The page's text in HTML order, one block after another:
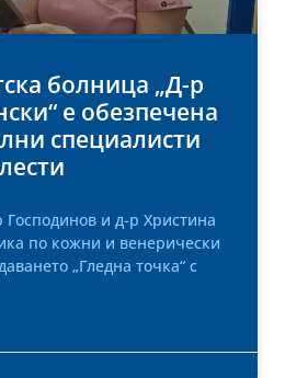
болница „Д-р
е обезпечена
специалисти
и д-р Христина
по кожни и венерически
„Гледна точка“ с